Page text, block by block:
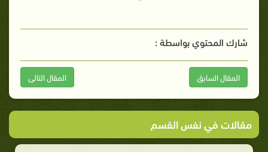
شارك المحتوي بواسطة :
المقال السابق المقال التالى
مقالات في نفس القسم